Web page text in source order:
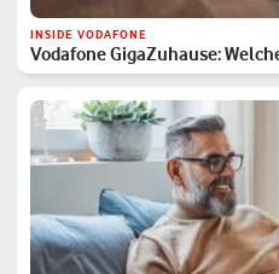
INSIDE VODAFONE
Vodafone GigaZuhause: